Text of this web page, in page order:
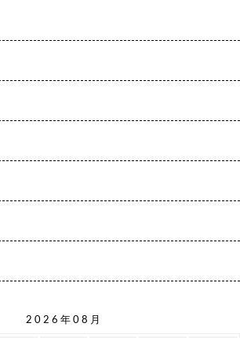
2026年08月